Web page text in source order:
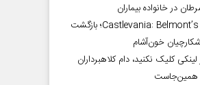
در خانواده بیماران
Castlevania: Belmont’s Curse؛ بازگشت
خون‌آشام
کلیک نکنید، دام کلاهبرداران
همین‌جاست